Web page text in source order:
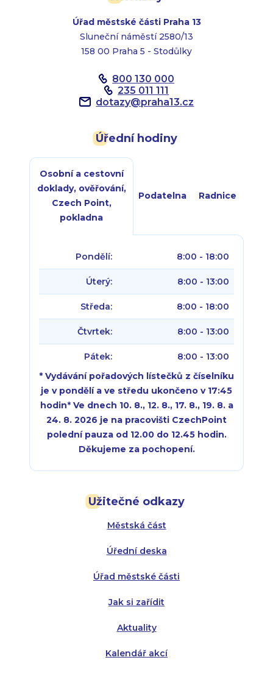
Úřad městské části Praha 13
Sluneční náměstí 2580/13
158 00 Praha 5 - Stodůlky
800 130 000
235 011 111
dotazy@praha13.cz
Užitečné odkazy
Městská část
Úřední deska
Úřad městské části
Jak si zařídit
Aktuality
Kalendář akcí
Úřední hodiny
Osobní a cestovní
doklady, ověřování,
Czech Point,
pokladna
Podatelna Radnice
Pondělí: 8:00 - 18:00
Úterý: 8:00 - 13:00
Středa: 8:00 - 18:00
Čtvrtek: 8:00 - 13:00
Pátek:
8:00 - 13:00
* Vydávání pořadových lístečků z číselníku
je v pondělí a ve středu ukončeno v 17:45
hodin* Ve dnech 10. 8., 12. 8., 17. 8., 19. 8. a
24. 8. 2026 je na pracovišti CzechPoint
polední pauza od 12.00 do 12.45 hodin.
Děkujeme za pochopení.
Úterý:
Středa:
Čtvrtek:
Pátek:
Úterý:
Středa:
Čtvrtek: